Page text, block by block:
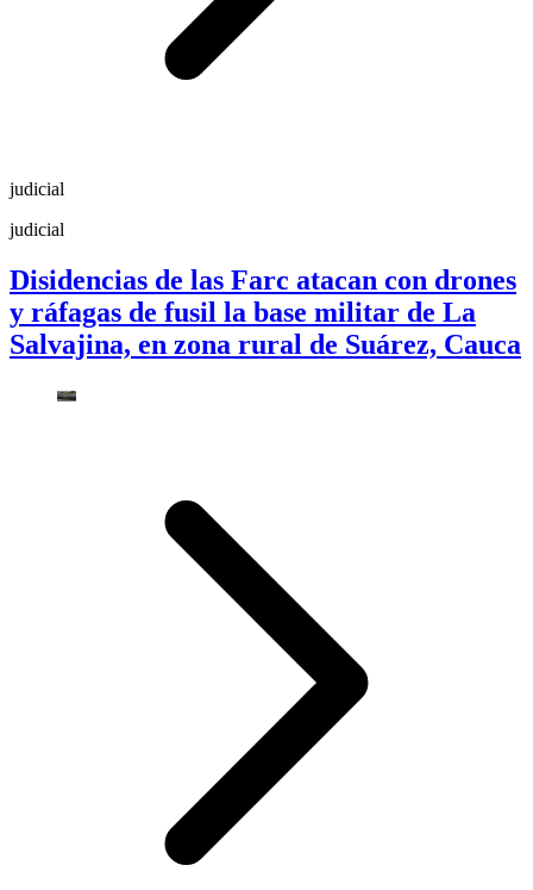
judicial
judicial
Disidencias de las Farc atacan con drones
y ráfagas de fusil la base militar de La
Salvajina, en zona rural de Suárez, Cauca